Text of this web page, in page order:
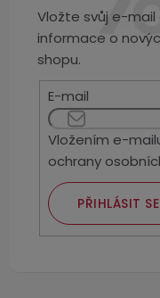
Vložte svůj e-
informace o
shopu.
E-mail
Vložením e-
ochrany
PŘIHLÁSIT SE